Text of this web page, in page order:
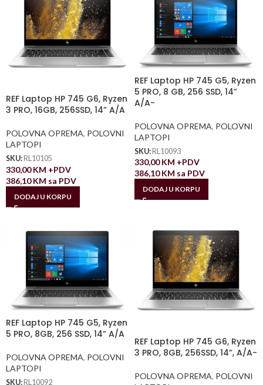
REF Laptop HP 745 G6, Ryzen
3 PRO, 16GB, 256SSD, 14” A/A
POLOVNA OPREMA, POLOVNI
LAPTOPI
SKU: RL10105
330,00KM +PDV
386,10KM sa PDV
DODAJ U KORPU
REF Laptop HP 745 G5, Ryzen
5 PRO, 8 GB, 256 SSD, 14”
A/A-
POLOVNA OPREMA, POLOVNI
LAPTOPI
SKU: RL10093
330,00KM +PDV
386,10KM sa PDV
DODAJ U KORPU
REF Laptop HP 745 G5, Ryzen
5 PRO, 8GB, 256 SSD, 14” A/A
POLOVNA OPREMA, POLOVNI
LAPTOPI
SKU: RL10092
REF Laptop HP 745 G6, Ryzen
3 PRO, 8GB, 256SSD, 14”, A/A-
POLOVNA OPREMA, POLOVNI